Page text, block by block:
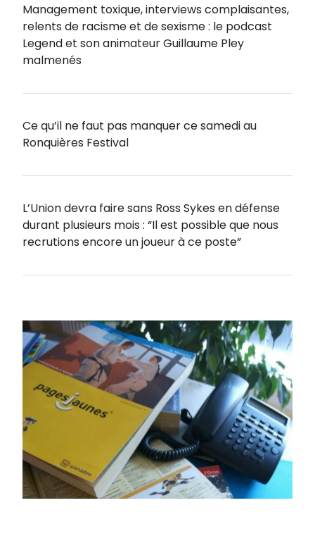
Management toxique, interviews complaisantes,
relents de racisme et de sexisme : le podcast
Legend et son animateur Guillaume Pley
malmenés
Ce qu’il ne faut pas manquer ce samedi au
Ronquières Festival
L’Union devra faire sans Ross Sykes en défense
durant plusieurs mois : “Il est possible que nous
recrutions encore un joueur à ce poste”